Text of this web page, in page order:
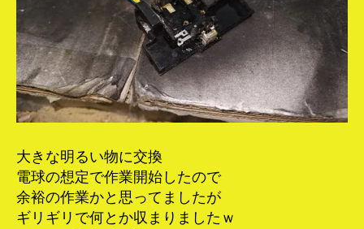
大きな明るい物に交換
電球の想定で作業開始したので
余裕の作業かと思ってましたが
ギリギリで何とか収まりましたｗ